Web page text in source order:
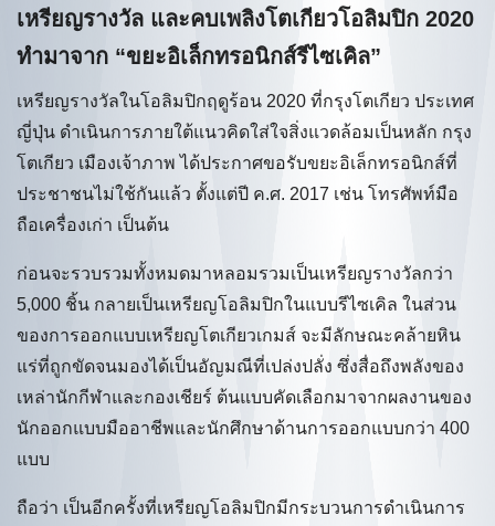
เหรียญรางวัล และคบเพลิงโตเกียวโอลิมปิก 2020
ทำมาจาก “ขยะอิเล็กทรอนิกส์รีไซเคิล”
เหรียญรางวัลในโอลิมปิกฤดูร้อน 2020 ที่กรุงโตเกียว ประเทศ
ญี่ปุ่น ดำเนินการภายใต้แนวคิดใส่ใจสิ่งแวดล้อมเป็นหลัก กรุง
โตเกียว เมืองเจ้าภาพ ได้ประกาศขอรับขยะอิเล็กทรอนิกส์ที่
ประชาชนไม่ใช้กันแล้ว ตั้งแต่ปี ค.ศ. 2017 เช่น โทรศัพท์มือ
ถือเครื่องเก่า เป็นต้น
ก่อนจะรวบรวมทั้งหมดมาหลอมรวมเป็นเหรียญรางวัลกว่า
5,000 ชิ้น กลายเป็นเหรียญโอลิมปิกในแบบรีไซเคิล ในส่วน
ของการออกแบบเหรียญโตเกียวเกมส์ จะมีลักษณะคล้ายหิน
แร่ที่ถูกขัดจนมองได้เป็นอัญมณีที่เปล่งปลั่ง ซึ่งสื่อถึงพลังของ
เหล่านักกีฬาและกองเชียร์ ต้นแบบคัดเลือกมาจากผลงานของ
นักออกแบบมืออาชีพและนักศึกษาด้านการออกแบบกว่า 400
แบบ
ถือว่า เป็นอีกครั้งที่เหรียญโอลิมปิกมีกระบวนการดำเนินการ